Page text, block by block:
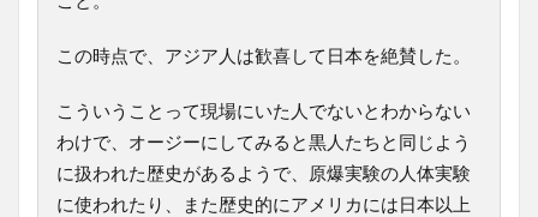
この時点で、アジア人は歓喜して日本を絶賛した。
こういうことって現場にいた人でないとわからない
わけで、オージーにしてみると黒人たちと同じよう
に扱われた歴史があるようで、原爆実験の人体実験
に使われたり、また歴史的にアメリカには日本以上